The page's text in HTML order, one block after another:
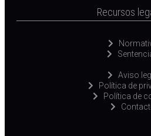
Recursos
Aviso
Política de
Política de